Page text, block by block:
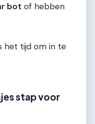
bot of hebben
het tijd om in te
stap voor